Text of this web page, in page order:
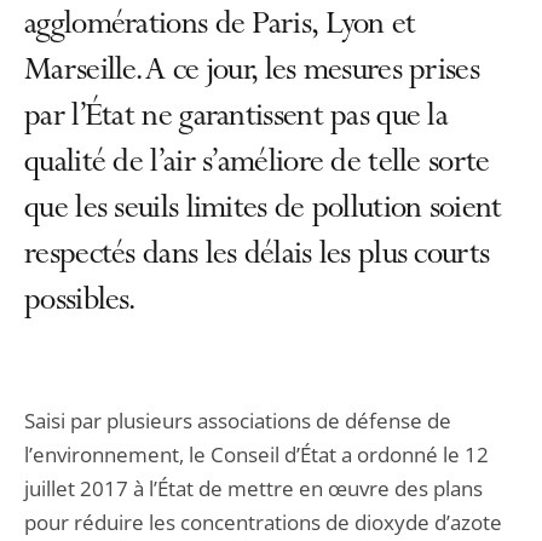
agglomérations de Paris, Lyon et
Marseille. A ce jour, les mesures prises
par l’État ne garantissent pas que la
qualité de l’air s’améliore de telle sorte
que les seuils limites de pollution soient
respectés dans les délais les plus courts
possibles.
Saisi par plusieurs associations de défense de
l’environnement, le Conseil d’État a ordonné le 12
juillet 2017 à l’État de mettre en œuvre des plans
pour réduire les concentrations de dioxyde d’azote